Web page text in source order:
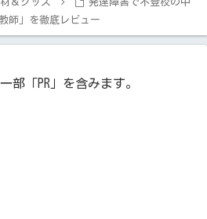
＆グッズ
発達障害で不登校の中
師」を徹底レビュー
部「PR」を含みます。